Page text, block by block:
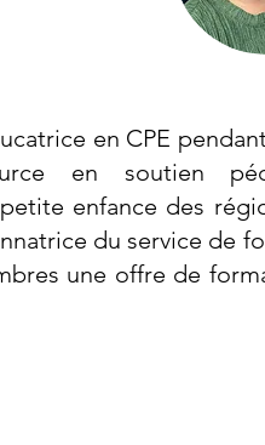
en CPE
en soutien
enfance des
du service de
une offre de